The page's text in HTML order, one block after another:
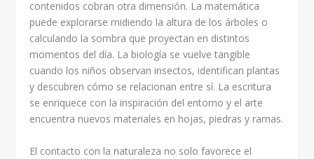
contenidos cobran otra dimensión. La matemática
puede explorarse midiendo la altura de los árboles o
calculando la sombra que proyectan en distintos
momentos del día. La biología se vuelve tangible
cuando los niños observan insectos, identifican plantas
y descubren cómo se relacionan entre sí. La escritura
se enriquece con la inspiración del entorno y el arte
encuentra nuevos materiales en hojas, piedras y ramas.
El contacto con la naturaleza no solo favorece el